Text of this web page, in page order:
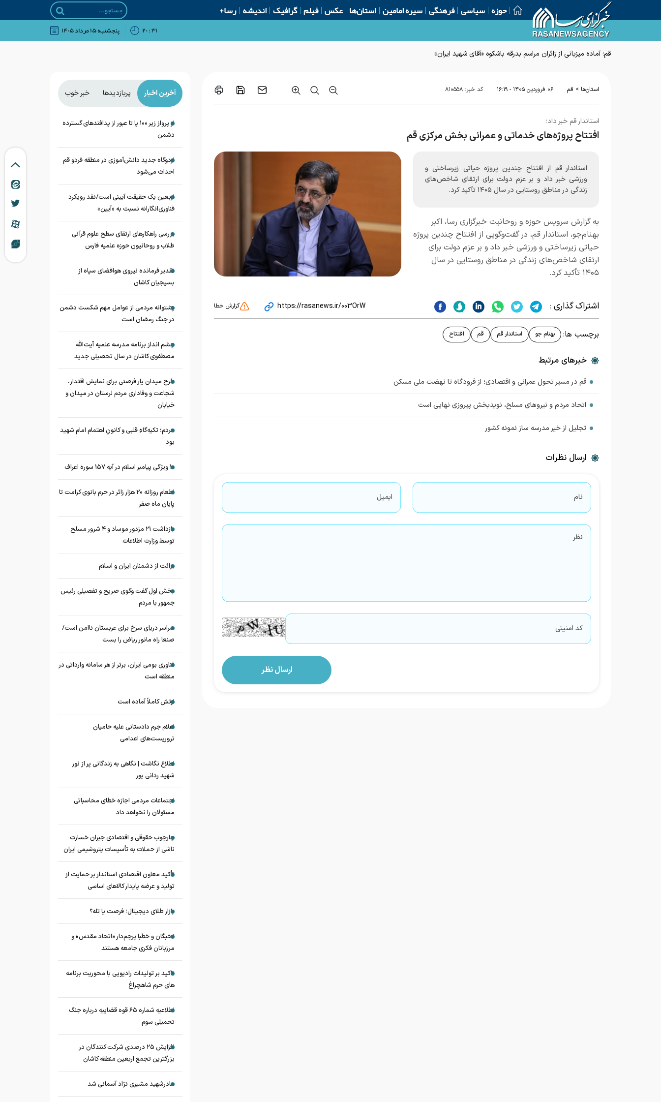
حوزه سیاسی فرهنگی سیره امامین استان‌ها عکس فیلم گرافیک اندیشه رسا+
۳۱ : ۲۰ پنجشنبه ۱۵ مرداد ۱۴۰۵
قم؛ آماده میزبانی از زائران مراسم بدرقه باشکوه «آقای شهید ایران»
استان‌ها > قم ۰۶ فروردين ۱۴۰۵ - ۱۶:۱۹ کد خبر: ۸۱۰۵۵۸
استاندار قم خبر داد؛
افتتاح پروژه‌های خدماتی و عمرانی بخش مرکزی قم
استاندار قم از افتتاح چندین پروژه حیاتی زیرساختی و
ورزشی خبر داد و بر عزم دولت برای ارتقای شاخص‌های
زندگی در مناطق روستایی در سال ۱۴۰۵ تأکید کرد.
به گزارش سرویس حوزه و روحانیت خبرگزاری رسا، اکبر
بهنام‌جو، استاندار قم، در گفت‌وگویی از افتتاح چندین پروژه
حیاتی زیرساختی و ورزشی خبر داد و بر عزم دولت برای
ارتقای شاخص‌های زندگی در مناطق روستایی در سال
۱۴۰۵ تأکید کرد.
اشتراک گذاری : https://rasanews.ir/003OrW گزارش خطا
برچسب ها: بهنام جو استاندار قم قم افتتاح
خبرهای مرتبط
قم در مسیر تحول عمرانی و اقتصادی؛ از فرودگاه تا نهضت ملی مسکن
اتحاد مردم و نیروهای مسلح، نویدبخش پیروزی نهایی است
تجلیل از خیر مدرسه ساز نمونه کشور
ارسال نظرات
آخرین اخبار پربازدیدها خبر خوب
از پرواز زیر ۱۰۰ پا تا عبور از پدافند‌های گسترده
دشمن
اردوگاه جدید دانش‌آموزی در منطقه فردو قم
احداث می‌شود
اربعین یک حقیقت آیینی است/نقد رویکرد
فناوری‌انگارانه نسبت به «آیین»
بررسی راهکارهای ارتقای سطح علوم قرآنی
طلاب و روحانیون حوزه علمیه فارس
تقدیر فرمانده نیروی هوافضای سپاه از
بسیجیان کاشان
پشتوانه مردمی از عوامل مهم شکست دشمن
در جنگ رمضان است
چشم‌ انداز برنامه مدرسه علمیه آیت‌الله
مصطفوی کاشان در سال تحصیلی جدید
طرح میدان یار فرصتی برای نمایش اقتدار،
شجاعت و وفاداری مردم لرستان در میدان و
خیابان
مردم؛ تکیه‌گاهِ قلبی و کانونِ اهتمام امام شهید
بود
۱۰ ویژگی پیامبر اسلام در آیه ۱۵۷ سوره اعراف
اطعام روزانه ۲۰ هزار زائر در حرم بانوی کرامت تا
پایان ماه صفر
بازداشت ۲۱ مزدور موساد و ۴ شرور مسلح
توسط وزارت اطلاعات
برائت از دشمنان ایران و اسلام
بخش اول گفت وگوی صریح و تفصیلی رئیس
جمهور با مردم
سراسر دریای سرخ برای عربستان ناامن است/
صنعا راه مانور ریاض را بست
فناوری بومی ایران، برتر از هر سامانه وارداتی در
منطقه است
ارتش کاملاً آماده است
اعلام جرم دادستانی علیه حامیان
تروریست‌های اعدامی
اطلاع نگاشت | نگاهی به زندگانی پر از نور
شهید ردانی پور
اجتماعات مردمی اجازه خطای محاسباتی
مسئولان را نخواهد داد
چارچوب حقوقی و اقتصادی جبران خسارت
ناشی از حملات به تأسیسات پتروشیمی ایران
تأکید معاون اقتصادی استاندار بر حمایت از
تولید و عرضه پایدار کالاهای اساسی
بازار طلای دیجیتال؛ فرصت یا تله؟
نخبگان و خطبا پرچم‌دار «اتحاد مقدس» و
مرزبانان فکری جامعه هستند
تاکید بر تولیدات رادیویی با محوریت برنامه
های حرم شاهچراغ
اطلاعیه شماره ۶۵ قوه قضاییه درباره جنگ
تحمیلی سوم
افزایش ۲۵ درصدی شرکت کنندگان در
بزرگترین تجمع اربعین منطقه کاشان
مادرشهید مشیری نژاد آسمانی شد